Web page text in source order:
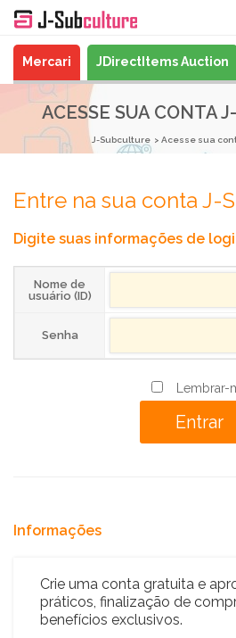
Mercari JDirectItems Auction
ACESSE SUA CONTA
J-Subculture Acesse sua
Entre na sua conta J-
Digite suas informações de
Nome de
usuário (ID)
Senha
Lembrar-
Informações
Crie uma conta gratuita e
práticos, finalização de
benefícios exclusivos.